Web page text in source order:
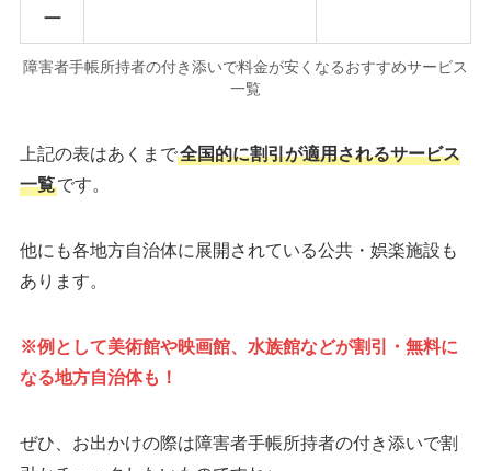
ー
障害者手帳所持者の付き添いで料金が安くなるおすすめサービス
一覧
上記の表はあくまで全国的に割引が適用されるサービス
一覧です。
他にも各地方自治体に展開されている公共・娯楽施設も
あります。
※例として美術館や映画館、水族館などが割引・無料に
なる地方自治体も！
ぜひ、お出かけの際は障害者手帳所持者の付き添いで割